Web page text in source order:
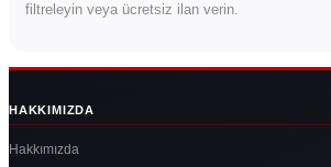
filtreleyin veya ücretsiz ilan verin.
HAKKIMIZDA
Hakkımızda